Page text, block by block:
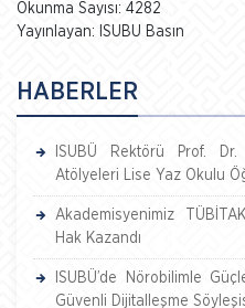
Okunma Sayısı: 4282
Yayınlayan: ISUBU Basın
HABERLER
ISUBÜ Rektörü Prof.
Atölyeleri Lise Yaz Okulu
Akademisyenimiz
Hak Kazandı
ISUBÜ’de Nörobilimle
Güvenli Dijitalleşme